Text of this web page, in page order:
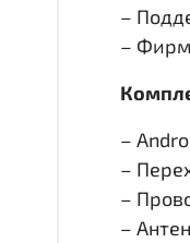
–
–
–
–
–
–